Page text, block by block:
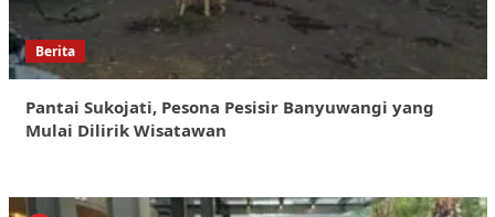
Berita
Pantai Sukojati, Pesona Pesisir Banyuwangi yang
Mulai Dilirik Wisatawan